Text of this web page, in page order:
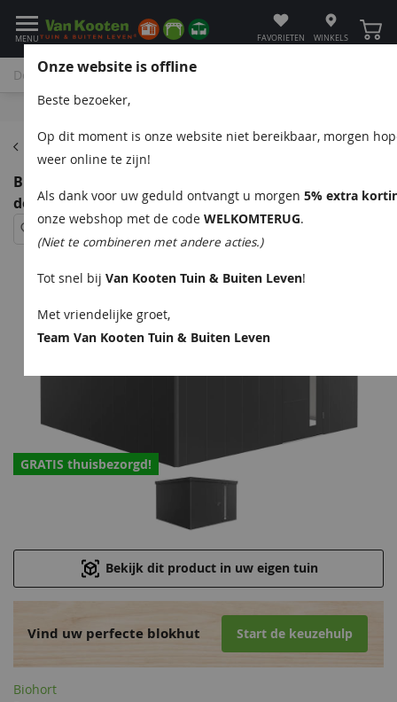
MENU FAVORIETEN WINKELS
Bel App
Metalen tuinhuis aanbiedingen
Biohort Neo 4D metalen tuinhuis enkele deur
donkergrijs 348x348 cm
GRATIS thuisbezorgd!
Bekijk dit product in uw eigen tuin
Vind uw perfecte blokhut Start de keuzehulp
Biohort
Onze website is offline
Beste bezoeker,
Op dit moment is onze website niet bereikbaar, morgen
weer online te zijn!
Als dank voor uw geduld ontvangt u morgen5% extra
onze webshop met de codeWELKOMTERUG.
(Niet te combineren met andere acties.)
Tot snel bijVan Kooten Tuin & Buiten Leven!
Met vriendelijke groet,
Team Van Kooten Tuin & Buiten Leven